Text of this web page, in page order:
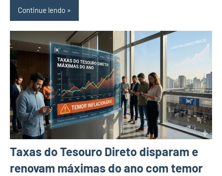
Continue lendo
Taxas do Tesouro Direto disparam e
renovam máximas do ano com temor